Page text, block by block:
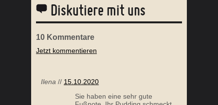
Diskutiere mit uns
10 Kommentare
Jetzt kommentieren
Ilena // 15.10.2020
Sie haben eine sehr gute